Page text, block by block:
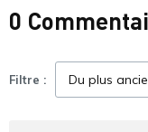
0
Filtre :